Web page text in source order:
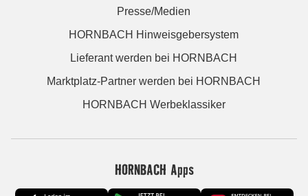
Presse/Medien
HORNBACH Hinweisgebersystem
Lieferant werden bei HORNBACH
Marktplatz-Partner werden bei HORNBACH
HORNBACH Werbeklassiker
HORNBACH Apps